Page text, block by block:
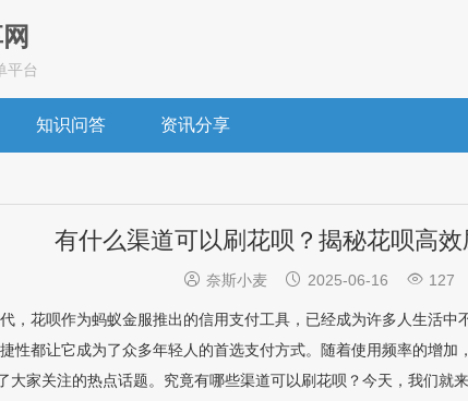
平台
知识问答 资讯分享
有什么渠道可以刷花呗？揭秘花呗高效
 奈斯小麦  2025-06-16  127
，花呗作为蚂蚁金服推出的信用支付工具，已经成为许多人生活
性都让它成为了众多年轻人的首选支付方式。随着使用频率的增
大家关注的热点话题。究竟有哪些渠道可以刷花呗？今天，我们就来